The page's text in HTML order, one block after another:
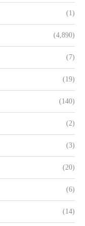
(1)
(4,890)
(7)
(19)
(140)
(2)
(3)
(20)
(6)
(14)